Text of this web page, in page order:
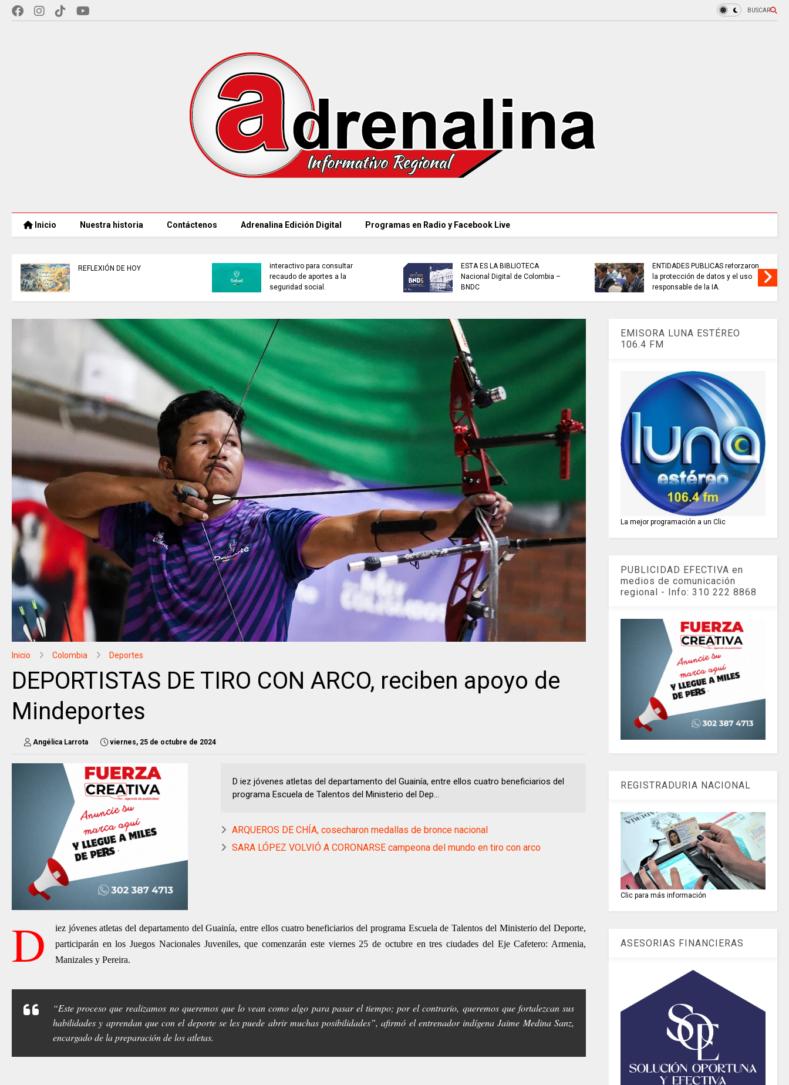
BUSCAR
Inicio Nuestra historia Contáctenos Adrenalina Edición Digital Programas en Radio y Facebook Live
ESTA ES LA BIBLIOTECA
Nacional Digital de Colombia –
BNDC
ENTIDADES PÚBLICAS reforzaron
la protección de datos y el uso
responsable de la IA.
ARTISTAS CON ADRENALINA //
Bonnie Tyler / Total eclipse of
the heart
SELECCIÓN CUNDINAMARCA de
baloncesto se coronó
campeona nacional.
Inicio Colombia Deportes
DEPORTISTAS DE TIRO CON ARCO, reciben apoyo de
Mindeportes
Angélica Larrota viernes, 25 de octubre de 2024
D iez jóvenes atletas del departamento del Guainía, entre ellos cuatro beneficiarios del
programa Escuela de Talentos del Ministerio del Dep...
ARQUEROS DE CHÍA, cosecharon medallas de bronce nacional
SARA LÓPEZ VOLVIÓ A CORONARSE campeona del mundo en tiro con arco
D
iez jóvenes atletas del departamento del Guainía, entre ellos cuatro beneficiarios del programa Escuela de Talentos del Ministerio del Deporte,
participarán en los Juegos Nacionales Juveniles, que comenzarán este viernes 25 de octubre en tres ciudades del Eje Cafetero: Armenia,
Manizales y Pereira.
“Este proceso que realizamos no queremos que lo vean como algo para pasar el tiempo; por el contrario, queremos que fortalezcan sus
habilidades y aprendan que con el deporte se les puede abrir muchas posibilidades”, afirmó el entrenador indígena Jaime Medina Sanz,
encargado de la preparación de los atletas.
EMISORA LUNA ESTÉREO
106.4 FM
La mejor programación a un Clic
PUBLICIDAD EFECTIVA en
medios de comunicación
regional - Info: 310 222 8868
REGISTRADURIA NACIONAL
Clic para más información
ASESORIAS FINANCIERAS